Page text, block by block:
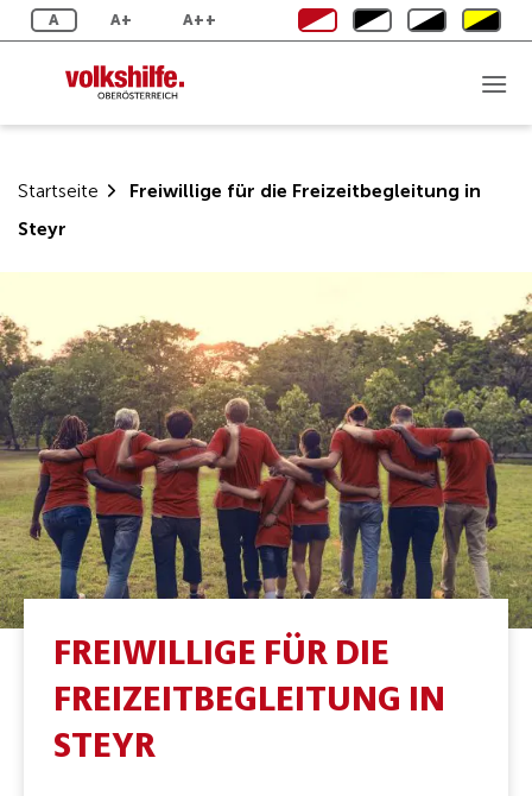
Zum
Inhalt
A A+ A++
Startseite
Freiwillige für die Freizeitbegleitung in
Steyr
FREIWILLIGE FÜR DIE
FREIZEITBEGLEITUNG IN
STEYR